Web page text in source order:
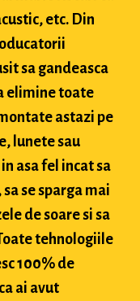
etc. Din
sa gandeasca
elimine toate
astazi pe
lunete sau
asa fel incat sa
se sparga mai
de soare si sa
tehnologiile
100% de
ai avut